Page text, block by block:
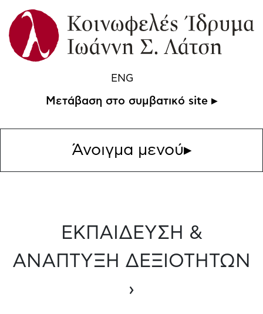
ENG
Μετάβαση στο συμβατικό site ▸
Άνοιγμα μενού▸
ΕΚΠΑΙΔΕΥΣΗ &
ΑΝΑΠΤΥΞΗ ΔΕΞΙΟΤΗΤΩΝ
›